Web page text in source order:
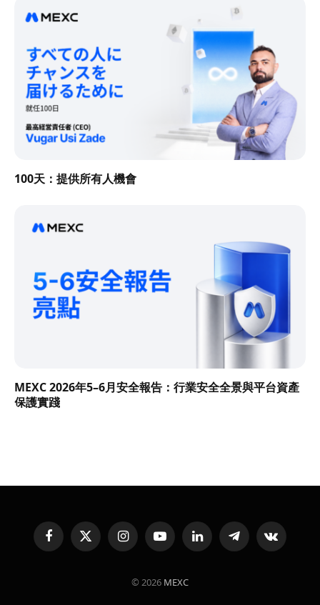
100天：提供所有人機會
MEXC 2026年5–6月安全報告：行業安全全景與平台資產
保護實踐
FacebookX
(Twitter)
InstagramYouTubeLinkedInTelegramVKontakte
© 2026 MEXC